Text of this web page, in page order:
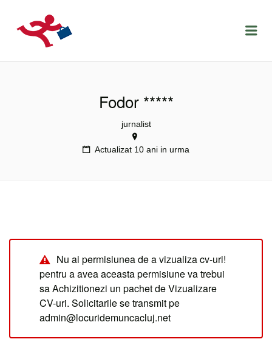
LOCURIDEMUNCACLUJ.NET
Fodor *****
jurnalist
Actualizat 10 ani in urma
Nu ai permisiunea de a vizualiza cv-uri!
pentru a avea aceasta permisiune va trebui
sa Achizitionezi un pachet de Vizualizare
CV-uri. Solicitarile se transmit pe
admin@locuridemuncacluj.net